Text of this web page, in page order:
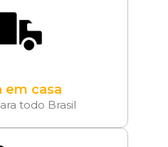
em casa
todo Brasil